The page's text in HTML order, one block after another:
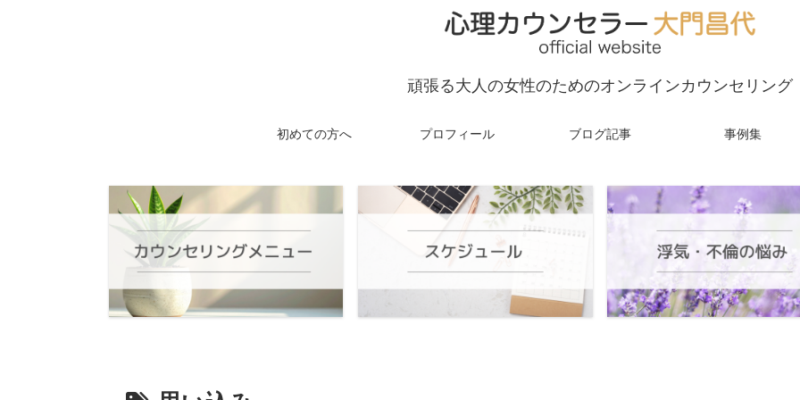
頑張る大人の女性のためのオンラインカウンセリング
初めての方へ プロフィール ブログ記事 事例集